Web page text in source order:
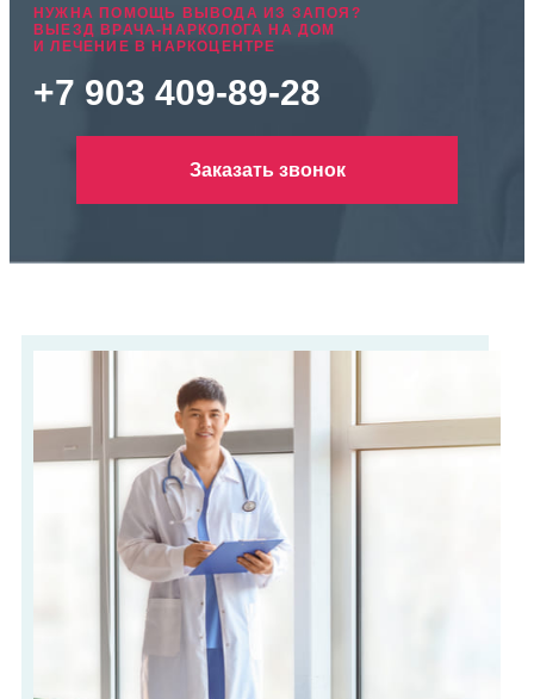
НУЖНА ПОМОЩЬ ВЫВОДА ИЗ ЗАПОЯ?
ВЫЕЗД ВРАЧА-НАРКОЛОГА НА ДОМ
И ЛЕЧЕНИЕ В НАРКОЦЕНТРЕ
+7 903 409-89-28
Заказать звонок